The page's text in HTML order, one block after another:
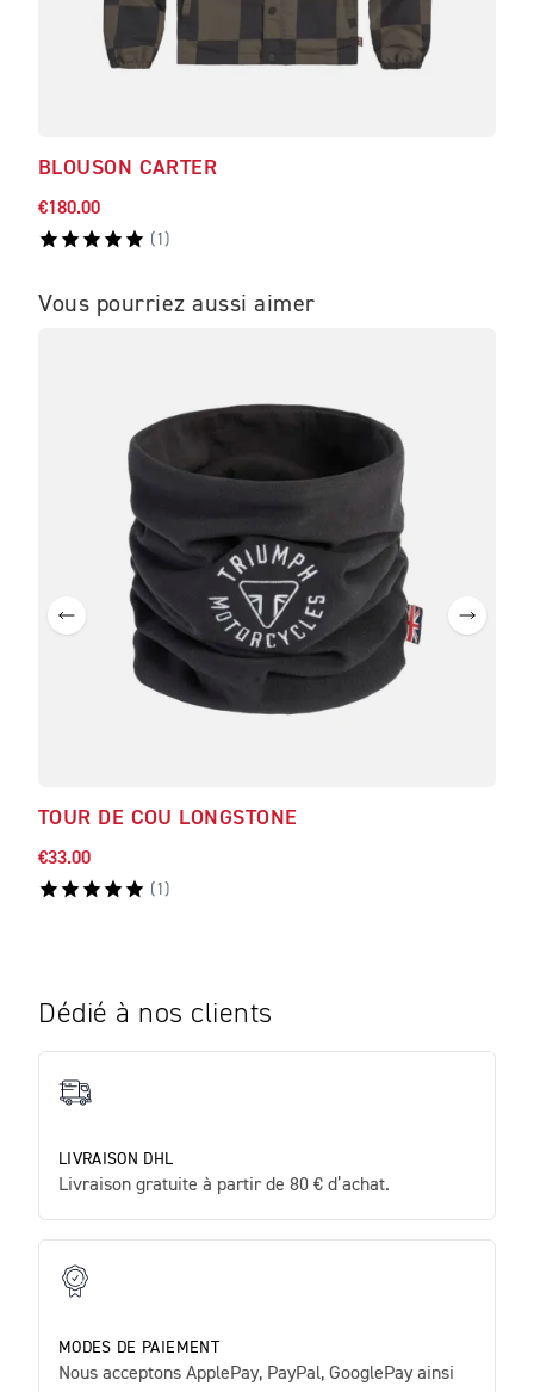
BLOUSON CARTER
€180.00
( 1 )
Vous pourriez aussi aimer
TOUR DE COU LONGSTONE
€33.00
( 1 )
Dédié à nos clients
LIVRAISON DHL
Livraison gratuite à partir de 80 € d’achat.
MODES DE PAIEMENT
Nous acceptons ApplePay, PayPal, GooglePay ainsi